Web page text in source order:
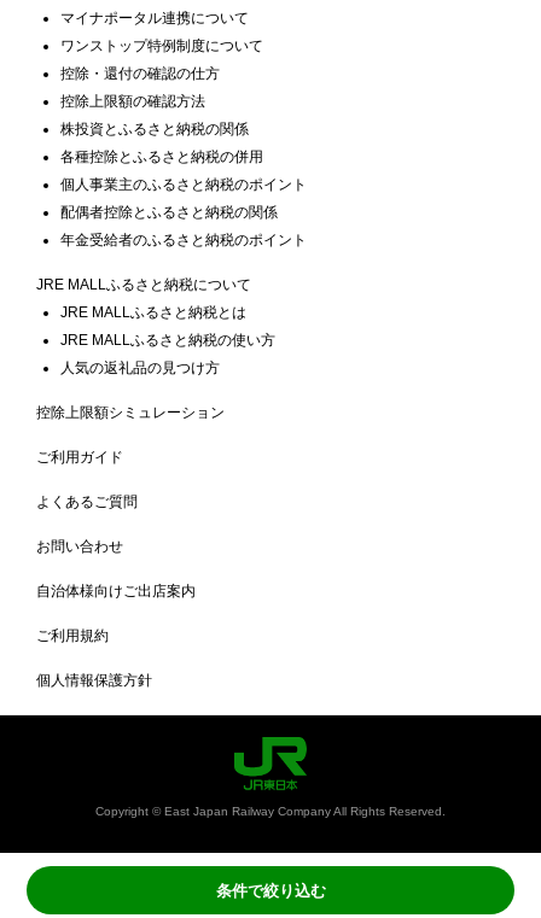
条件で絞り込む
マイナポータル連携について
ワンストップ特例制度について
控除・還付の確認の仕方
控除上限額の確認方法
株投資とふるさと納税の関係
各種控除とふるさと納税の併用
個人事業主のふるさと納税のポイント
配偶者控除とふるさと納税の関係
年金受給者のふるさと納税のポイント
JRE MALLふるさと納税について
JRE MALLふるさと納税とは
JRE MALLふるさと納税の使い方
人気の返礼品の見つけ方
控除上限額シミュレーション
ご利用ガイド
よくあるご質問
お問い合わせ
自治体様向けご出店案内
ご利用規約
個人情報保護方針
Copyright © East Japan Railway Company All Rights Reserved.